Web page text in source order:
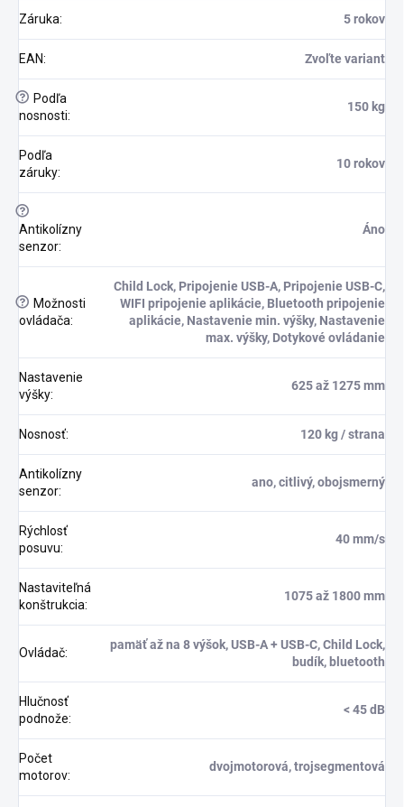
Záruka: 5 rokov
EAN: Zvoľte variant
?
Podľa
nosnosti:
150 kg
Podľa
záruky:
10 rokov
?
Antikolízny
senzor:
Áno
?
Možnosti
ovládača:
Child Lock, Pripojenie USB-A, Pripojenie USB-C,
WIFI pripojenie aplikácie, Bluetooth pripojenie
aplikácie, Nastavenie min. výšky, Nastavenie
max. výšky, Dotykové ovládanie
Nastavenie
výšky:
625 až 1275 mm
Nosnosť: 120 kg / strana
Antikolízny
senzor:
ano, citlivý, obojsmerný
Rýchlosť
posuvu:
40 mm/s
Nastaviteľná
konštrukcia:
1075 až 1800 mm
Ovládač:
pamäť až na 8 výšok, USB-A + USB-C, Child Lock,
budík, bluetooth
Hlučnosť
podnože:
< 45 dB
Počet
motorov:
dvojmotorová, trojsegmentová